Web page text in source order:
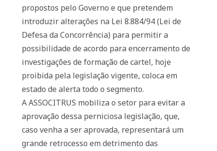
propostos pelo Governo e que pretendem
introduzir alterações na Lei 8.884/94 (Lei de
Defesa da Concorrência) para permitir a
possibilidade de acordo para encerramento de
investigações de formação de cartel, hoje
proibida pela legislação vigente, coloca em
estado de alerta todo o segmento.
A ASSOCITRUS mobiliza o setor para evitar a
aprovação dessa perniciosa legislação, que,
caso venha a ser aprovada, representará um
grande retrocesso em detrimento das